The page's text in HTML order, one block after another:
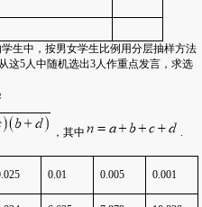
生中，按男女学生比例用分层抽样方法
这5 人中随机选出3 人作重点发言，求选
，其中
0.01 0.005 0.001